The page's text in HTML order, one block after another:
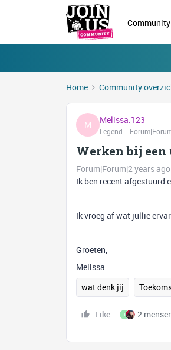
Community
Home Community
M Melissa.123
Legend
Werken bij
Forum|Forum|2 years ago
Ik ben recent afgestuurd
Ik vroeg af wat jullie
Groeten,
Melissa
wat denk jij
Like T 2